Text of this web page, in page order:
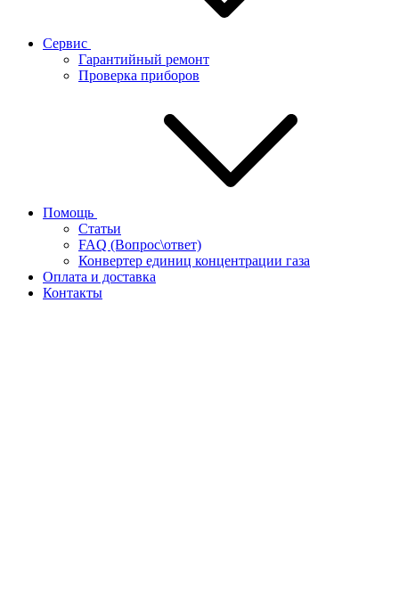
Сервис
Гарантийный ремонт
Проверка приборов
Помощь
Статьи
FAQ (Вопрос\ответ)
Конвертер единиц концентрации газа
Оплата и доставка
Контакты